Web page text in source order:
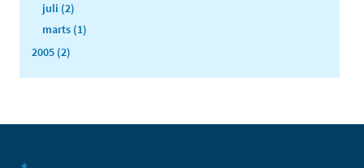
juli (2)
marts (1)
2005 (2)